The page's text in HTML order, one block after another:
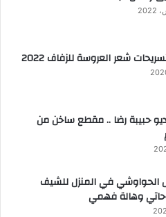
شعر العروسة للزفاف 2022
حبيبة رضا .. مقطع ساخن من
الحواوشي في المنزل للشيف
وهالة فهمي